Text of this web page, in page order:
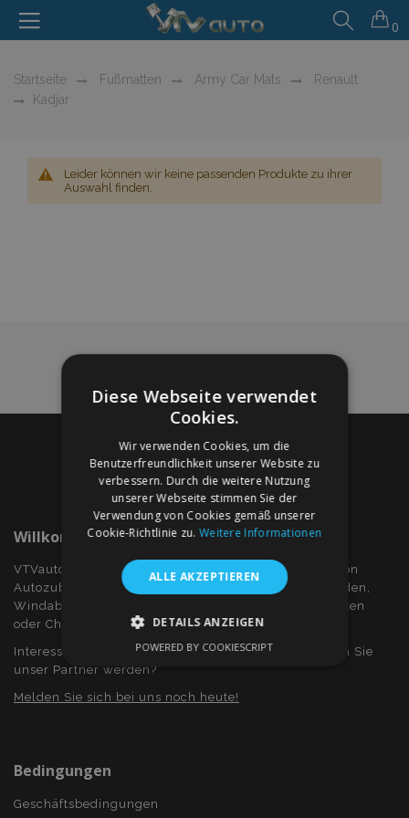
0
Startseite Fußmatten Army Car Mats
Renault
Kadjar
Leider können wir keine passenden Produkte zu ihrer
Auswahl finden.
Willkommen Bei VTVauto.at
VTVauto ist ein Einzelhändler und ein Großhändler von
Autozubehör wie z.B.: Radkappen, bzw. Radzierblenden,
Windabweiser für Seitenfenster, Sitzbezüge, Fuβmatten
oder Chromrahmen und Chromabdeckung...
Interessieren Sie sich für Dropshiping? Oder möchten Sie
unser Partner werden?
Melden Sie sich bei uns noch heute!
Bedingungen
Geschäftsbedingungen
Diese Webseite verwendet
Cookies.
Wir verwenden Cookies, um die
Benutzerfreundlichkeit unserer Website zu
verbessern. Durch die weitere Nutzung
unserer Webseite stimmen Sie der
Verwendung von Cookies gemäß unserer
Cookie-Richtlinie zu.Weitere Informationen
ALLE AKZEPTIEREN
DETAILS ANZEIGEN
PERFORMANCE
Unbedingt erforderlich
POWERED BY COOKIESCRIPT